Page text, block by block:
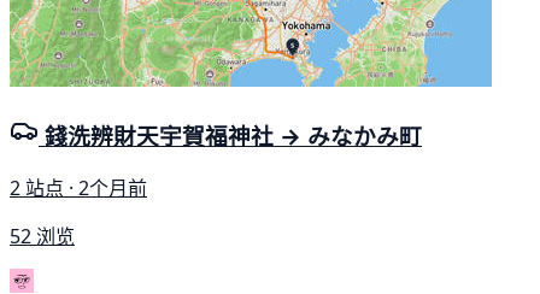
錢洗辨財天宇賀福神社 → みなかみ町
2 站点 · 2个月前
52 浏览